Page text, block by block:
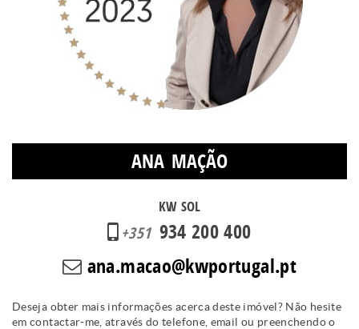
ANA MAÇÃO
KW SOL
+351 934 200 400
ana.macao@kwportugal.pt
Deseja obter mais informações acerca deste imóvel? Não hesite
em contactar-me, através do telefone, email ou preenchendo o